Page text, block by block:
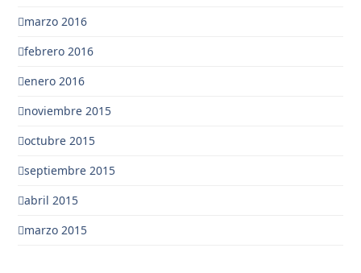
marzo 2016
febrero 2016
enero 2016
noviembre 2015
octubre 2015
septiembre 2015
abril 2015
marzo 2015